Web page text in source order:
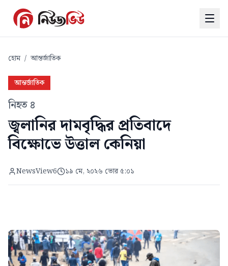
হোম / আন্তর্জাতিক
আন্তর্জাতিক
নিহত ৪
জ্বলানির দামবৃদ্ধির প্রতিবাদে
বিক্ষোভে উত্তাল কেনিয়া
NewsView6 ১৯ মে, ২০২৬ ভোর ৫:০১